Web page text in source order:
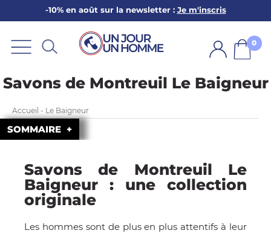
-10% en août sur la newsletter : Je m'inscris
0
LA BARBE
Savons de Montreuil Le Baigneur
Accueil - Le Baigneur
SOMMAIRE
Savons de Montreuil Le
Baigneur : une collection
originale
Les hommes sont de plus en plus attentifs à leur